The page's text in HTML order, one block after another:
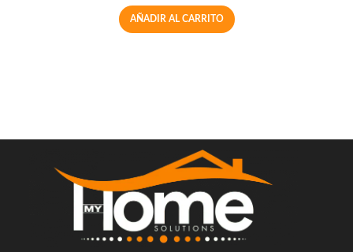
AÑADIR AL CARRITO